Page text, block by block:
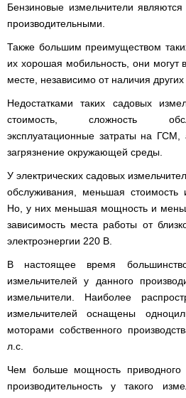
Бензиновые измельчители
производительными.
Также большим преимуществом
их хорошая мобильность, они могут
месте, независимо от наличия других
Недостатками таких садовых
стоимость, сложность
эксплуатационные затраты на
загрязнение окружающей среды.
У электрических садовых
обслуживания, меньшая стоимость
Но, у них меньшая мощность и
зависимость места работы от
электроэнергии 220 В.
В настоящее время
измельчителей у данного
измельчители. Наиболее
измельчителей оснащены
моторами собственного
л.с.
Чем больше мощность
производительность у такого
ТЭНами
Бойлеры
Clima
Runde
Slim
Горизонтальный
цилиндрический
с
двумя
ТЭНами
и
уменьшенным
диаметром
EWT
Runde
DRY
V
Вертикальный
цилиндрический
водонагреватель
с
сухими
ТЭНами
мотоблока
для
Чеснококопалка
мотоблока,
мототрактора
Комплект
для
мотоблока
в
мототрактор
Бороны
роторные
зубовые
бороны
мотоблока
Грабли
мотоблока
Культиваторы
для
трактору
Сеялка
зерновая
минитрактора,
трактора
Сеялки
ПОЧВОФРЕЗЫ
НАВЕСНОЙ
ПОГРУЗЧИК
ФРОНТАЛЬНЫЙ
ворошилки
на
мототрактор
веток
для
минитрактора,
мототрактора
Картофелекопалки
WERK
Аккумуляторные
пилы
пилы
AL-
KO
Бензопилы
Hyundai
Электрические
цепные
пилы,
AL-
KO
Электрические
цепные
электропилы
Hyundai
Электрические
цепные
электропилы
Iron
ручные
Картофелекопалка
ручная
Лопата-
ручная
для
уборки
снега
инструмент
для
Скарификатор
AL-
Скарификатор-
Hyundai
Тележки
инструментальные
снегоуборщики
Электрические
снегоуборщики
IRON
ANGEL
Снегоуборщики
AL-
KO
Снегоуборщики
Weima
Снегоуборщики
STIGA
Тачки
строительные
садовые
тачки
Твердотопливные
ПРОСКУРОВ
котлы
БУРЖУЙ
Твердотопливные
котлы
Твердотопливные
Protech
Твердотопливные
котлы
VESUVI
Коптильня
домашняя
Летний
для
дачи,
кабинка
Шампура
Электрокультиваторы Кентавр
Электрокультиваторы IRON
ANGEL
Электрокультиваторы
Konner&Sohnen
Электрокультиваторы
Электрокультиваторы
Scheppach
Электрокультиваторы
Scheppach
Электросамокат
KICKSCOOTER
MAXi
10"
500W
ам2
задний
(Синий)